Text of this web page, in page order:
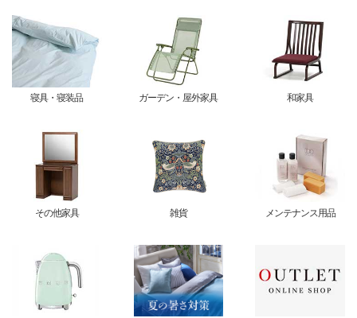
寝具・寝装品 ガーデン・屋外家具 和家具
その他家具 雑貨 メンテナンス用品